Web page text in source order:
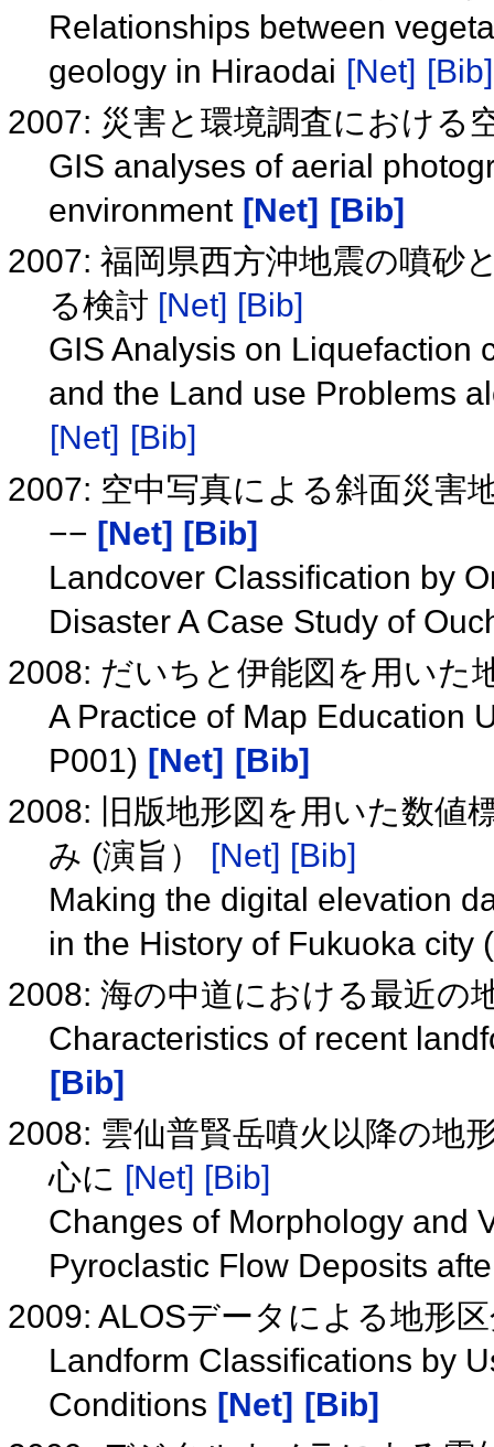
Relationships between
geology in Hiraodai [Net] [Bib]
2007: 災害と環境調査における
GIS analyses of aerial
environment [Net]
[Bib]
2007: 福岡県西方沖地震の噴砂
る検討 [Net] [Bib]
GIS Analysis on Liquefaction
and the Land use Problems
[Net] [Bib]
2007: 空中写真による斜面災害
−− [Net] [Bib]
Landcover Classification by
Disaster A Case Study of
2008: だいちと伊能図を用いた
A Practice of Map Education
P001) [Net] [Bib]
2008: 旧版地形図を用いた数値
み (演旨） [Net] [Bib]
Making the digital elevation
in the History of Fukuoka city
2008: 海の中道における最近の
Characteristics of recent
[Bib]
2008: 雲仙普賢岳噴火以降の地
心に [Net] [Bib]
Changes of Morphology and
Pyroclastic Flow Deposits
2009: ALOSデータによる地形
Landform Classifications by
Conditions [Net] [Bib]